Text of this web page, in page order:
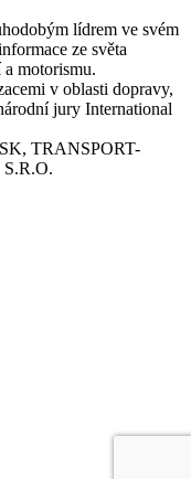
lídrem ve svém
ze světa
motorismu.
v oblasti dopravy,
jury International
TRANSPORT-